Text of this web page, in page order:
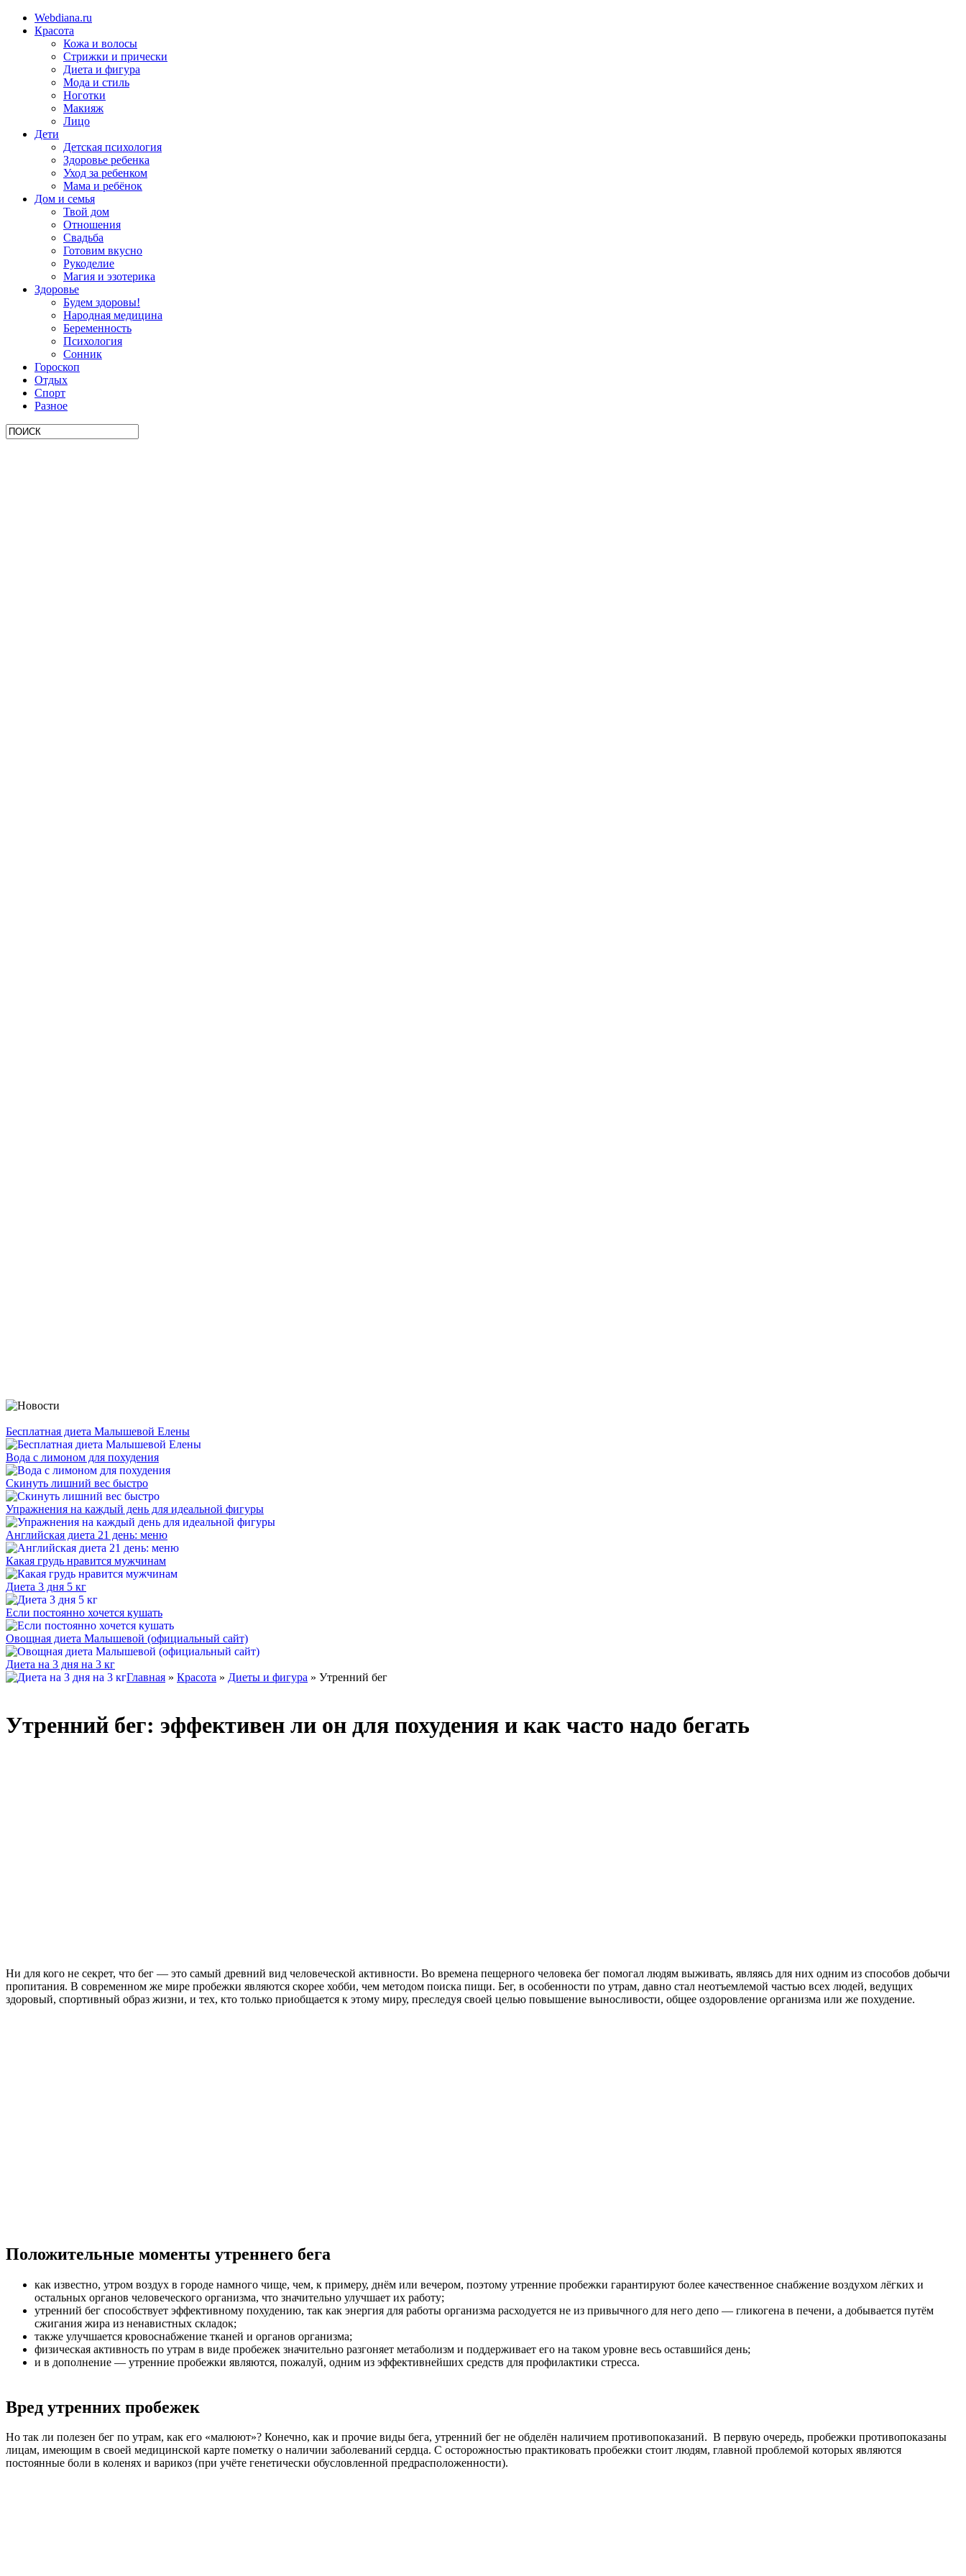
Webdiana.ru
Красота
Кожа и волосы
Стрижки и прически
Диета и фигура
Мода и стиль
Ноготки
Макияж
Лицо
Дети
Детская психология
Здоровье ребенка
Уход за ребенком
Мама и ребёнок
Дом и семья
Твой дом
Отношения
Свадьба
Готовим вкусно
Рукоделие
Магия и эзотерика
Здоровье
Будем здоровы!
Народная медицина
Беременность
Психология
Сонник
Гороскоп
Отдых
Спорт
Разное
Бесплатная диета Малышевой Елены
Вода с лимоном для похудения
Скинуть лишний вес быстро
Упражнения на каждый день для идеальной фигуры
Английская диета 21 день: меню
Какая грудь нравится мужчинам
Диета 3 дня 5 кг
Если постоянно хочется кушать
Овощная диета Малышевой (официальный сайт)
Диета на 3 дня на 3 кг
Главная » Красота » Диеты и фигура » Утренний бег
Утренний бег: эффективен ли он для похудения и как часто надо бегать
Ни для кого не секрет, что бег — это самый древний вид человеческой активности. Во времена пещерного человека бег помогал людям выживать, являясь для них одним из способов добычи
пропитания. В современном же мире пробежки являются скорее хобби, чем методом поиска пищи. Бег, в особенности по утрам, давно стал неотъемлемой частью всех людей, ведущих
здоровый, спортивный образ жизни, и тех, кто только приобщается к этому миру, преследуя своей целью повышение выносливости, общее оздоровление организма или же похудение.
Положительные моменты утреннего бега
как известно, утром воздух в городе намного чище, чем, к примеру, днём или вечером, поэтому утренние пробежки гарантируют более качественное снабжение воздухом лёгких и
остальных органов человеческого организма, что значительно улучшает их работу;
утренний бег способствует эффективному похудению, так как энергия для работы организма расходуется не из привычного для него депо — гликогена в печени, а добывается путём
сжигания жира из ненавистных складок;
также улучшается кровоснабжение тканей и органов организма;
физическая активность по утрам в виде пробежек значительно разгоняет метаболизм и поддерживает его на таком уровне весь оставшийся день;
и в дополнение — утренние пробежки являются, пожалуй, одним из эффективнейших средств для профилактики стресса.
Вред утренних пробежек
Но так ли полезен бег по утрам, как его «малюют»? Конечно, как и прочие виды бега, утренний бег не обделён наличием противопоказаний. В первую очередь, пробежки противопоказаны
лицам, имеющим в своей медицинской карте пометку о наличии заболеваний сердца. С осторожностью практиковать пробежки стоит людям, главной проблемой которых являются
постоянные боли в коленях и варикоз (при учёте генетически обусловленной предрасположенности).